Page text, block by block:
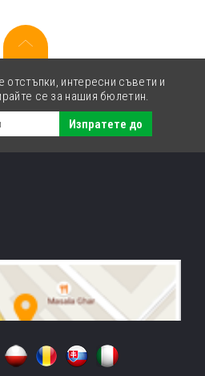
отстъпки, интересни съвети и
се за нашия бюлетин.
Изпратете до